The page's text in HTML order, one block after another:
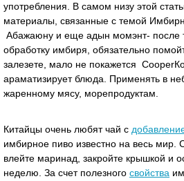
употребления. В самом низу этой
материалы, связанные с темой
Абажаюну и еще адын момэнт- после
обработку имбиря, обязательно
залезете, мало не покажется
араматизирует блюда. Применять в
жаренному мясу, морепродуктам.
Китайцы очень любят чай с
имбирное пиво известно на весь мир.
влейте маринад, закройте крышкой и
неделю. За счет полезного свойства